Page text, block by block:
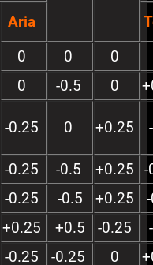
Aria
0 0
0
0 -0.5 0
-0.25 0 +0.25
-0.25 -0.5 +0.25
-
-0.25 -0.5 +0.25
+0.25 +0.5 -0.25
-0.25 -0.25 0